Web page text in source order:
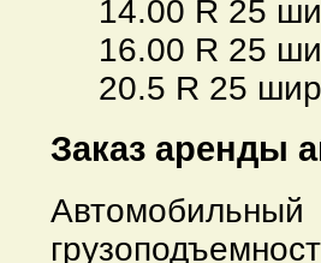
14.00 R 25
16.00 R 25
20.5 R 25
Заказ аренды